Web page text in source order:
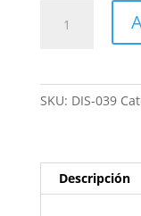
SKU: DIS-039
Descripción